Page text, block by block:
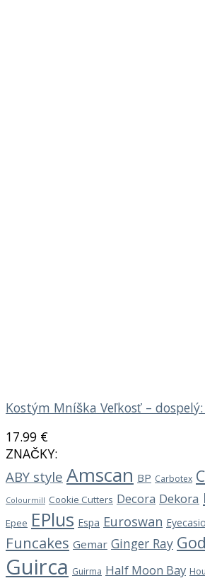
Kostým Mníška Veľkosť –
17.99 €
ZNAČKY:
ABY style Amscan BP Carbotex
Colourmill Cookie Cutters Decora Dekora
Epee EPlus Espa Euroswan
Funcakes Gemar Ginger Ray
Guirca Guirma Half Moon Bay